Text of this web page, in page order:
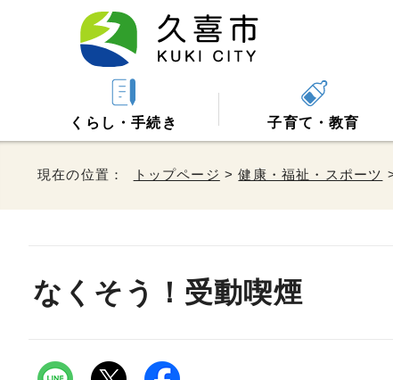
くらし・手続き 子育て・教育
現在の位置： トップページ >健康・福祉・スポーツ
なくそう！受動喫煙